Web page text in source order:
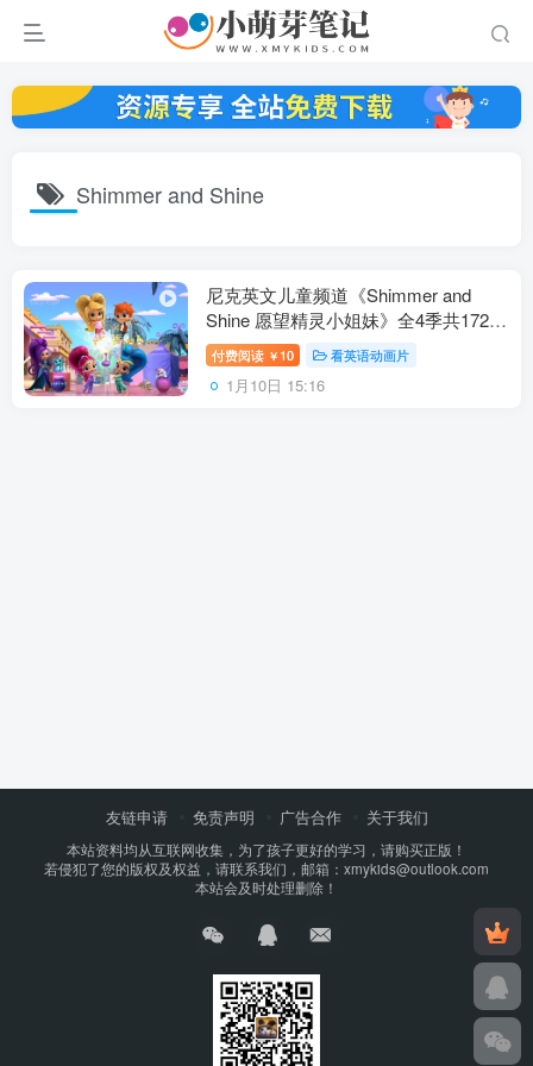
Shimmer and Shine
尼克英文儿童频道《Shimmer and
Shine 愿望精灵小姐妹》全4季共172
集，1080P高清视频带英文字幕，百度
云网盘下载！
付费阅读 ￥ 10 看英语动画片
1月10日 15:16
友链申请 免责声明 广告合作 关于我们
本站资料均从互联网收集，为了孩子更好的学习，请购买正版！
若侵犯了您的版权及权益，请联系我们，邮箱：xmykids@outlook.com
本站会及时处理删除！